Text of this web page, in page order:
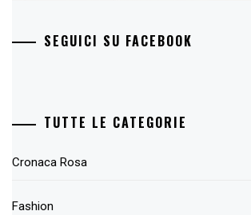
SEGUICI SU FACEBOOK
TUTTE LE CATEGORIE
Cronaca Rosa
Fashion